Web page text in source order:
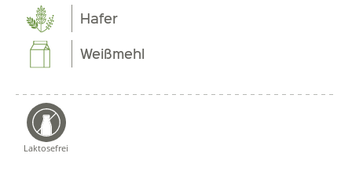
Hafer
Weißmehl
Laktosefrei